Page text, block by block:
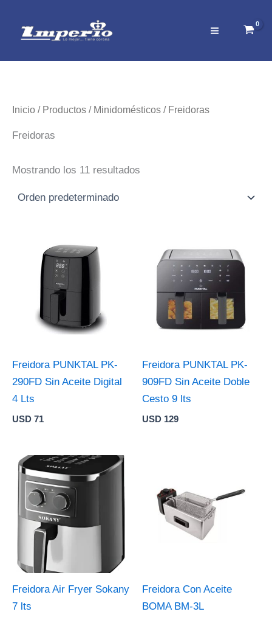
contenido
Inicio / Productos / Minidomésticos / Freidoras
Freidoras
Mostrando los 11 resultados
Freidora PUNKTAL PK-
290FD Sin Aceite Digital
4 Lts
USD 71
Freidora PUNKTAL PK-
909FD Sin Aceite Doble
Cesto 9 lts
USD 129
Freidora Air Fryer Sokany
7 lts
Freidora Con Aceite
BOMA BM-3L